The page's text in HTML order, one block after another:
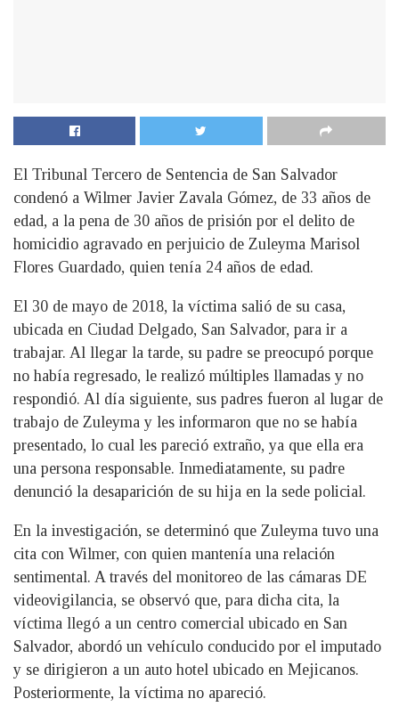
El Tribunal Tercero de Sentencia de San Salvador
condenó a Wilmer Javier Zavala Gómez, de 33 años de
edad, a la pena de 30 años de prisión por el delito de
homicidio agravado en perjuicio de Zuleyma Marisol
Flores Guardado, quien tenía 24 años de edad.
El 30 de mayo de 2018, la víctima salió de su casa,
ubicada en Ciudad Delgado, San Salvador, para ir a
trabajar. Al llegar la tarde, su padre se preocupó porque
no había regresado, le realizó múltiples llamadas y no
respondió. Al día siguiente, sus padres fueron al lugar de
trabajo de Zuleyma y les informaron que no se había
presentado, lo cual les pareció extraño, ya que ella era
una persona responsable. Inmediatamente, su padre
denunció la desaparición de su hija en la sede policial.
En la investigación, se determinó que Zuleyma tuvo una
cita con Wilmer, con quien mantenía una relación
sentimental. A través del monitoreo de las cámaras DE
videovigilancia, se observó que, para dicha cita, la
víctima llegó a un centro comercial ubicado en San
Salvador, abordó un vehículo conducido por el imputado
y se dirigieron a un auto hotel ubicado en Mejicanos.
Posteriormente, la víctima no apareció.